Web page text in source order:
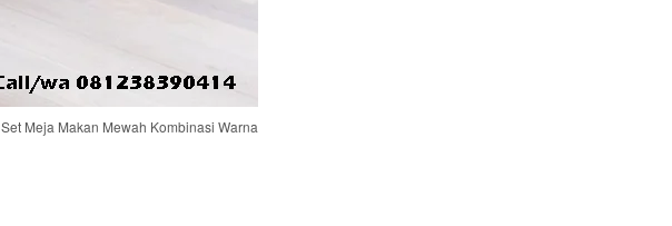
Set Meja Makan Mewah Kombinasi Warna